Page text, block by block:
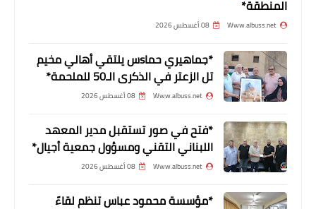
المطران ميخائيل أبرص الوضع المعيشي
الصعب يضغط على غالبية الشعب اللبناني
أخبار متنوعة
المنطقة*
Www.albuss.net 08 أغسطس 2026
*جماهيري حماsس يلتقي أهالي مخيم
تل الزعتر في الذكرى الـ50 للملحمة*
Www.albuss.net 08 أغسطس 2026
*فتح في صور تستقبل مدير المعهد
اللبناني التقني ومسؤول جمعية أجيال*
Www.albuss.net 08 أغسطس 2026
*مؤسسة محمود عباس تنظم لقاءً